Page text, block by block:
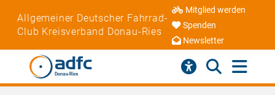
Allgemeiner Deutscher Fahrrad-
Club Kreisverband Donau-Ries
Mitglied werden
Spenden
Newsletter